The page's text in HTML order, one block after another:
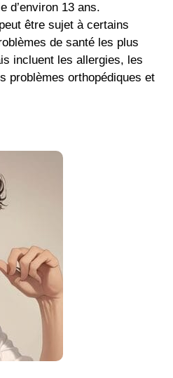
d’environ 13 ans.
être sujet à certains
de santé les plus
incluent les allergies, les
problèmes orthopédiques et